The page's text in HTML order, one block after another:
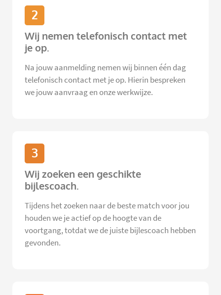
2
Wij nemen telefonisch contact met
je op.
Na jouw aanmelding nemen wij binnen één dag
telefonisch contact met je op. Hierin bespreken
we jouw aanvraag en onze werkwijze.
3
Wij zoeken een geschikte
bijlescoach.
Tijdens het zoeken naar de beste match voor jou
houden we je actief op de hoogte van de
voortgang, totdat we de juiste bijlescoach hebben
gevonden.